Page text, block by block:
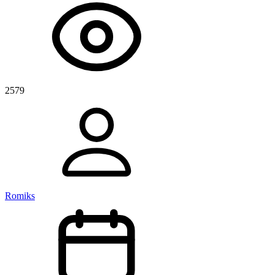
2579
Romiks